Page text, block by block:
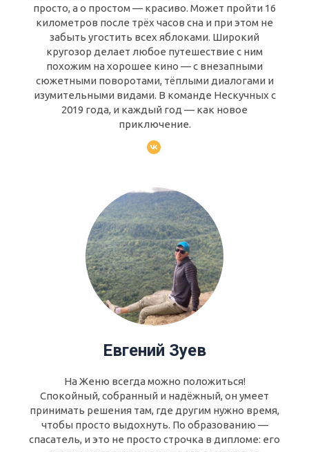
просто, а о простом — красиво. Может пройти 16
километров после трёх часов сна и при этом не
забыть угостить всех яблоками. Широкий
кругозор делает любое путешествие с ним
похожим на хорошее кино — с внезапными
сюжетными поворотами, тёплыми диалогами и
изумительными видами. В команде Нескучных с
2019 года, и каждый год — как новое
приключение.
Евгений Зуев
На Женю всегда можно положиться!
Спокойный, собранный и надёжный, он умеет
принимать решения там, где другим нужно время,
чтобы просто выдохнуть. По образованию —
спасатель, и это не просто строчка в дипломе: его